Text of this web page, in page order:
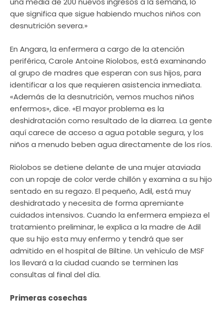
que significa que sigue habiendo muchos niños con
desnutrición severa.»
En Angara, la enfermera a cargo de la atención
periférica, Carole Antoine Riolobos, está examinando
al grupo de madres que esperan con sus hijos, para
identificar a los que requieren asistencia inmediata.
«Además de la desnutrición, vemos muchos niños
enfermos», dice. «El mayor problema es la
deshidratación como resultado de la diarrea. La gente
aquí carece de acceso a agua potable segura, y los
niños a menudo beben agua directamente de los ríos.
Riolobos se detiene delante de una mujer ataviada
con un ropaje de color verde chillón y examina a su hijo
sentado en su regazo. El pequeño, Adil, está muy
deshidratado y necesita de forma apremiante
cuidados intensivos. Cuando la enfermera empieza el
tratamiento preliminar, le explica a la madre de Adil
que su hijo esta muy enfermo y tendrá que ser
admitido en el hospital de Biltine. Un vehículo de MSF
los llevará a la ciudad cuando se terminen las
consultas al final del día.
Primeras cosechas